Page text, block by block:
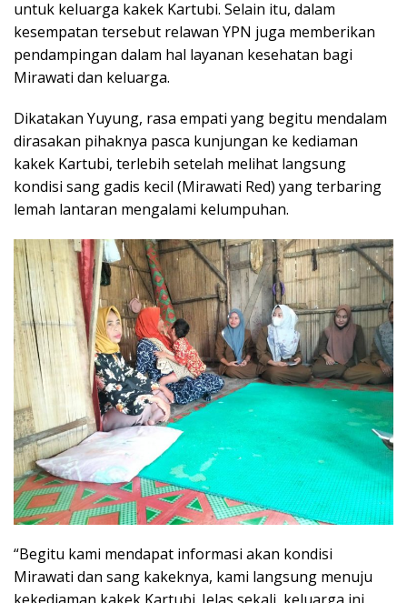
untuk keluarga kakek Kartubi. Selain itu, dalam
kesempatan tersebut relawan YPN juga memberikan
pendampingan dalam hal layanan kesehatan bagi
Mirawati dan keluarga.
Dikatakan Yuyung, rasa empati yang begitu mendalam
dirasakan pihaknya pasca kunjungan ke kediaman
kakek Kartubi, terlebih setelah melihat langsung
kondisi sang gadis kecil (Mirawati Red) yang terbaring
lemah lantaran mengalami kelumpuhan.
“Begitu kami mendapat informasi akan kondisi
Mirawati dan sang kakeknya, kami langsung menuju